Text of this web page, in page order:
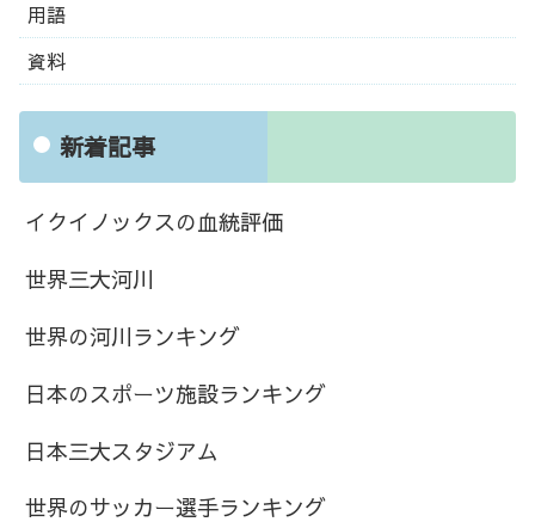
用語
資料
新着記事
イクイノックスの血統評価
世界三大河川
世界の河川ランキング
日本のスポーツ施設ランキング
日本三大スタジアム
世界のサッカー選手ランキング